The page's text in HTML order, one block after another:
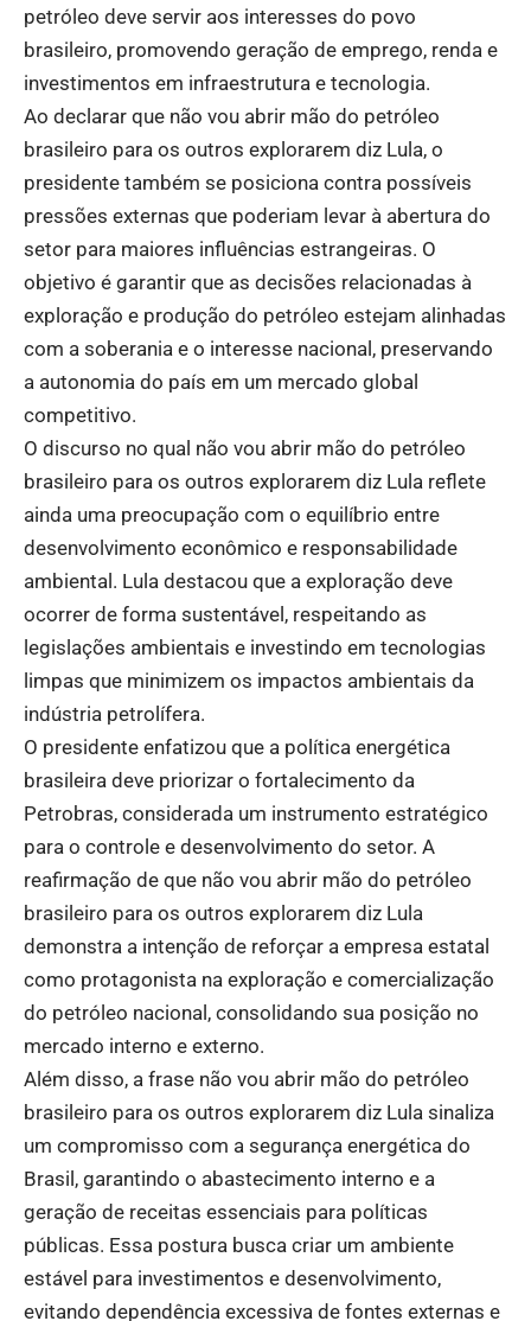
petróleo deve servir aos interesses do povo
brasileiro, promovendo geração de emprego, renda e
investimentos em infraestrutura e tecnologia.
Ao declarar que não vou abrir mão do petróleo
brasileiro para os outros explorarem diz Lula, o
presidente também se posiciona contra possíveis
pressões externas que poderiam levar à abertura do
setor para maiores influências estrangeiras. O
objetivo é garantir que as decisões relacionadas à
exploração e produção do petróleo estejam alinhadas
com a soberania e o interesse nacional, preservando
a autonomia do país em um mercado global
competitivo.
O discurso no qual não vou abrir mão do petróleo
brasileiro para os outros explorarem diz Lula reflete
ainda uma preocupação com o equilíbrio entre
desenvolvimento econômico e responsabilidade
ambiental. Lula destacou que a exploração deve
ocorrer de forma sustentável, respeitando as
legislações ambientais e investindo em tecnologias
limpas que minimizem os impactos ambientais da
indústria petrolífera.
O presidente enfatizou que a política energética
brasileira deve priorizar o fortalecimento da
Petrobras, considerada um instrumento estratégico
para o controle e desenvolvimento do setor. A
reafirmação de que não vou abrir mão do petróleo
brasileiro para os outros explorarem diz Lula
demonstra a intenção de reforçar a empresa estatal
como protagonista na exploração e comercialização
do petróleo nacional, consolidando sua posição no
mercado interno e externo.
Além disso, a frase não vou abrir mão do petróleo
brasileiro para os outros explorarem diz Lula sinaliza
um compromisso com a segurança energética do
Brasil, garantindo o abastecimento interno e a
geração de receitas essenciais para políticas
públicas. Essa postura busca criar um ambiente
estável para investimentos e desenvolvimento,
evitando dependência excessiva de fontes externas e